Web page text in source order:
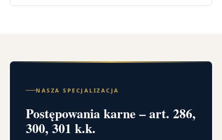
NASZA SPECJALIZACJA
Postępowania karne – art. 286,
300, 301 k.k.